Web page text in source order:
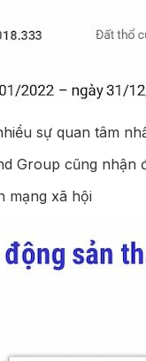
sự quan tâm
Group cũng
mạng xã hội